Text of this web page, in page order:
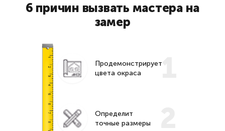
6 причин вызвать мастера на
замер
1
Продемонстрирует
цвета окраса
Определит
точные размеры